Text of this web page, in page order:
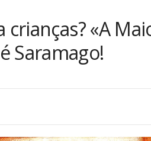
«A
Saramago!